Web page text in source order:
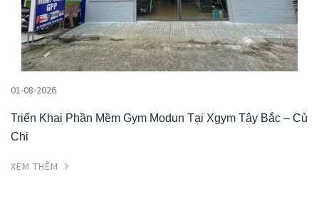
01-08-2026
Triển Khai Phần Mềm Gym Modun Tại Xgym Tây Bắc – Củ
Chi
XEM THÊM